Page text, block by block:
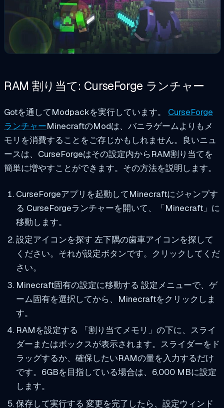
RAM 割り当て: CurseForge ランチャー
Gotを通してModpackを実行しています。 CurseForge
ランチャーMinecraftのModは、バニラゲームよりもメ
モリを消費することをご存じかもしれません。良いニュ
ースは、CurseForgeはその設定内からRAM割り当てを
簡単に増やすことができます。その方法を説明します。
CurseForgeアプリを起動してMinecraftにジャンプす
る CurseForgeランチャーを開いて、「Minecraft」に
移動します。
設定アイコンを探す 左下隅の歯車アイコンを探して
ください。それが設定ボタンです。クリックしてくだ
さい。
Minecraft固有の設定に移動する 設定メニューで、ゲ
ーム固有を選択してから、Minecraftをクリックしま
す。
RAMを設定する 「割り当てメモリ」の下に、スライ
ダーまたはボックスが表示されます。スライダーをド
ラッグするか、確保したいRAMの量を入力するだけ
です。6GBを目指している場合は、6,000 MBに設定
します。
保存して実行する 変更を完了したら、設定ウィンド